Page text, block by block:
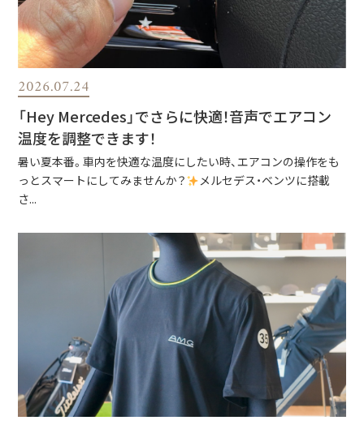
2026.07.24
「Hey Mercedes」でさらに快適！音声でエアコン
温度を調整できます！
暑い夏本番。車内を快適な温度にしたい時、エアコンの操作をも
っとスマートにしてみませんか？
メルセデス・ベンツに搭載
さ...